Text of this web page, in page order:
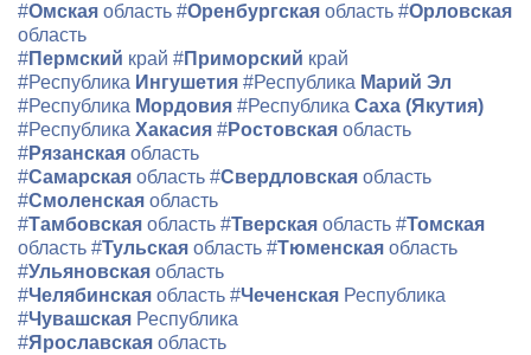
#Омская область #Оренбургская область #Орловская
область
#Пермский край #Приморский край
#Республика Ингушетия #Республика Марий Эл
#Республика Мордовия #Республика Саха (Якутия)
#Республика Хакасия #Ростовская область
#Рязанская область
#Самарская область #Свердловская область
#Смоленская область
#Тамбовская область #Тверская область #Томская
область #Тульская область #Тюменская область
#Ульяновская область
#Челябинская область #Чеченская Республика
#Чувашская Республика
#Ярославская область